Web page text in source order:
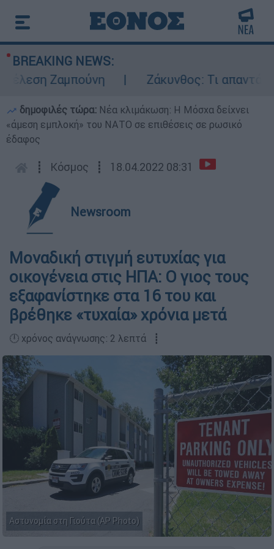
BREAKING NEWS:
Ζαμπούνη
Ζάκυνθος: Τι απαντά η
δημοφιλές τώρα: Νέα κλιμάκωση: Η Μόσχα δείχνει
«άμεση εμπλοκή» του ΝΑΤΟ σε επιθέσεις σε ρωσικό
έδαφος
┋ Κόσμος ┋ 18.04.2022 08:31
Newsroom
Μοναδική στιγμή ευτυχίας για
οικογένεια στις ΗΠΑ: Ο γιος τους
εξαφανίστηκε στα 16 του και
βρέθηκε «τυχαία» χρόνια μετά
🕛 χρόνος ανάγνωσης: 2 λεπτά ┋
Αστυνομία στη Γιούτα (AP Photo)